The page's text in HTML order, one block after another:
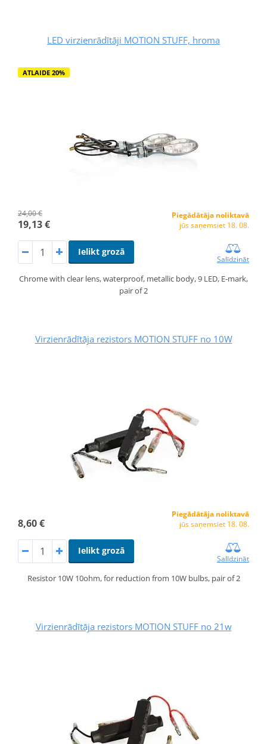
LED virzienrādītāji MOTION STUFF, hroma
ATLAIDE 20%
24,00 €
19,13 €
Piegādātāja noliktavā
jūs saņemsiet 18. 08.
Ielikt grozā
Salīdzināt
Chrome with clear lens, waterproof, metallic body, 9 LED, E-mark,
pair of 2
Virzienrādītāja rezistors MOTION STUFF no 10W
8,60 €
Piegādātāja noliktavā
jūs saņemsiet 18. 08.
Ielikt grozā
Salīdzināt
Resistor 10W 10ohm, for reduction from 10W bulbs, pair of 2
Virzienrādītāja rezistors MOTION STUFF no 21w